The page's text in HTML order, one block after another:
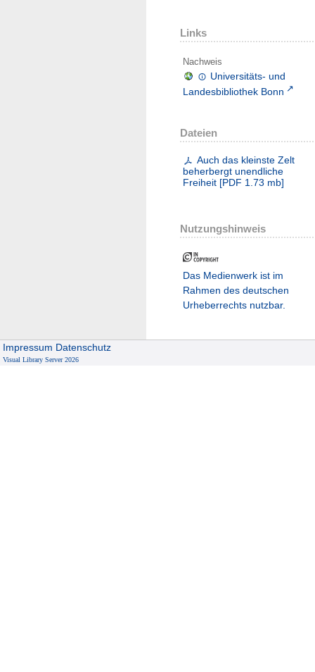
Links
Nachweis
Universitäts- und
Landesbibliothek Bonn
Dateien
Auch das kleinste Zelt
beherbergt unendliche
Freiheit [PDF 1.73 mb]
Nutzungshinweis
Das Medienwerk ist im
Rahmen des deutschen
Urheberrechts nutzbar.
Impressum Datenschutz
Visual Library Server 2026